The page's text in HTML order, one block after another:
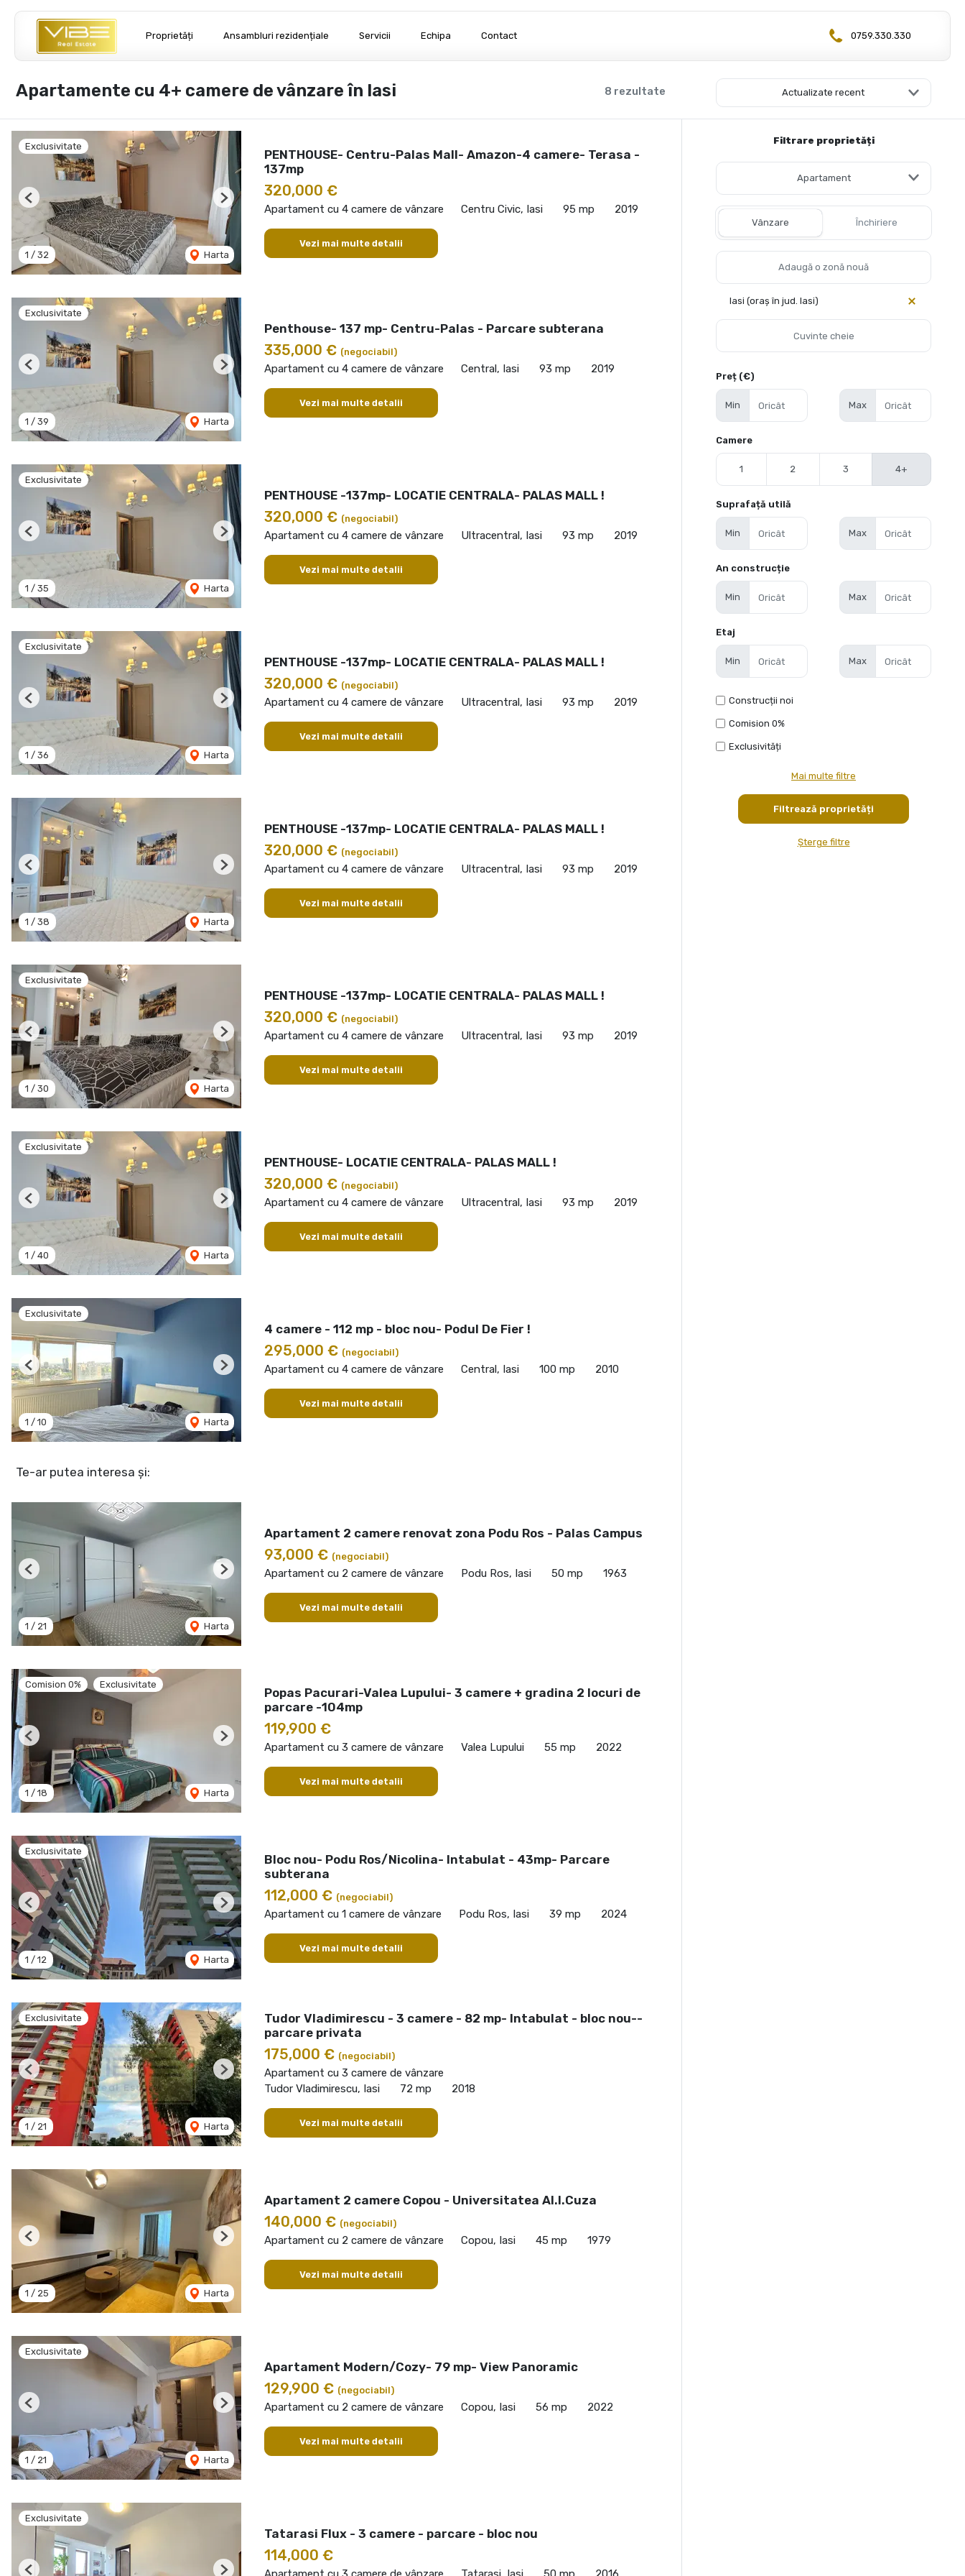
Proprietăți Ansambluri rezidențiale Servicii Echipa Contact 0759.330.330
8 rezultate
Apartamente cu 4+ camere de vânzare în Iasi Actualizate recent
Exclusivitate
1 / 32 Harta
Previous Next
PENTHOUSE- Centru-Palas Mall- Amazon-4 camere- Terasa -
137mp
320,000 €
Apartament cu 4 camere de vânzare Centru Civic, Iasi 95 mp 2019
Vezi mai multe detalii
Exclusivitate
1 / 39 Harta
Previous Next
Penthouse- 137 mp- Centru-Palas - Parcare subterana
335,000 € (negociabil)
Apartament cu 4 camere de vânzare Central, Iasi 93 mp 2019
Vezi mai multe detalii
Exclusivitate
1 / 35 Harta
Previous Next
PENTHOUSE -137mp- LOCATIE CENTRALA- PALAS MALL !
320,000 € (negociabil)
Apartament cu 4 camere de vânzare Ultracentral, Iasi 93 mp 2019
Vezi mai multe detalii
Exclusivitate
1 / 36 Harta
Previous Next
PENTHOUSE -137mp- LOCATIE CENTRALA- PALAS MALL !
320,000 € (negociabil)
Apartament cu 4 camere de vânzare Ultracentral, Iasi 93 mp 2019
Vezi mai multe detalii
1 / 38 Harta
Previous Next
PENTHOUSE -137mp- LOCATIE CENTRALA- PALAS MALL !
320,000 € (negociabil)
Apartament cu 4 camere de vânzare Ultracentral, Iasi 93 mp 2019
Vezi mai multe detalii
Exclusivitate
1 / 30 Harta
Previous Next
PENTHOUSE -137mp- LOCATIE CENTRALA- PALAS MALL !
320,000 € (negociabil)
Apartament cu 4 camere de vânzare Ultracentral, Iasi 93 mp 2019
Vezi mai multe detalii
Exclusivitate
1 / 40 Harta
Previous Next
PENTHOUSE- LOCATIE CENTRALA- PALAS MALL !
320,000 € (negociabil)
Apartament cu 4 camere de vânzare Ultracentral, Iasi 93 mp 2019
Vezi mai multe detalii
Exclusivitate
1 / 10 Harta
Previous Next
4 camere - 112 mp - bloc nou- Podul De Fier !
295,000 € (negociabil)
Apartament cu 4 camere de vânzare Central, Iasi 100 mp 2010
Vezi mai multe detalii
Te-ar putea interesa și:
1 / 21 Harta
Previous Next
Apartament 2 camere renovat zona Podu Ros - Palas Campus
93,000 € (negociabil)
Apartament cu 2 camere de vânzare Podu Ros, Iasi 50 mp 1963
Vezi mai multe detalii
Comision 0% Exclusivitate
1 / 18 Harta
Previous Next
Popas Pacurari-Valea Lupului- 3 camere + gradina 2 locuri de
parcare -104mp
119,900 €
Apartament cu 3 camere de vânzare Valea Lupului 55 mp 2022
Vezi mai multe detalii
Exclusivitate
1 / 12 Harta
Previous Next
Bloc nou- Podu Ros/Nicolina- Intabulat - 43mp- Parcare
subterana
112,000 € (negociabil)
Apartament cu 1 camere de vânzare Podu Ros, Iasi 39 mp 2024
Vezi mai multe detalii
Exclusivitate
1 / 21 Harta
Previous Next
Tudor Vladimirescu - 3 camere - 82 mp- Intabulat - bloc nou--
parcare privata
175,000 € (negociabil)
Apartament cu 3 camere de vânzare
Tudor Vladimirescu, Iasi
72 mp 2018
Vezi mai multe detalii
1 / 25 Harta
Previous Next
Apartament 2 camere Copou - Universitatea Al.I.Cuza
140,000 € (negociabil)
Apartament cu 2 camere de vânzare Copou, Iasi 45 mp 1979
Vezi mai multe detalii
Exclusivitate
1 / 21 Harta
Previous Next
Apartament Modern/Cozy- 79 mp- View Panoramic
129,900 € (negociabil)
Apartament cu 2 camere de vânzare Copou, Iasi 56 mp 2022
Vezi mai multe detalii
Exclusivitate
Tatarasi Flux - 3 camere - parcare - bloc nou
114,000 €
Filtrare proprietăți
Apartament
Vânzare Închiriere
Iasi (oraș în jud. Iasi)
Preț (€)
Min Max
Camere
1 2 3 4+
Suprafață utilă
Min Max
An construcție
Min Max
Etaj
Min Max
Construcții noi
Comision 0%
Exclusivități
Mai multe filtre
Șterge filtre